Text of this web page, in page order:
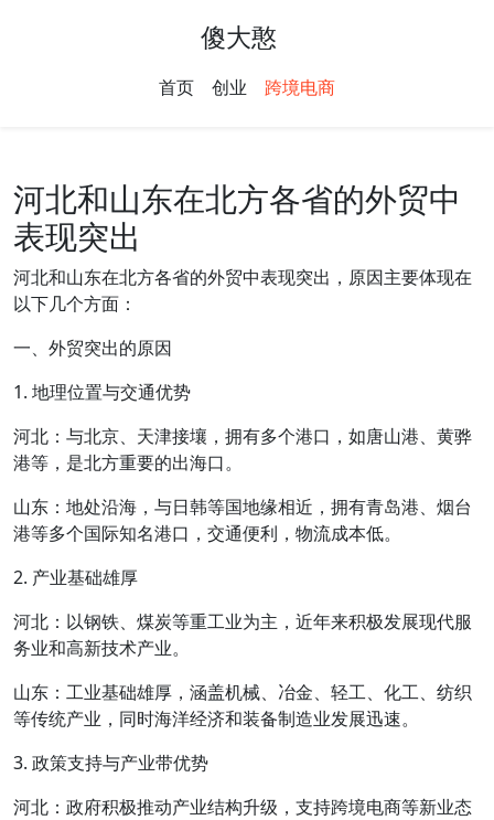
傻大憨
首页 创业 跨境电商
河北和山东在北方各省的外贸中
表现突出
河北和山东在北方各省的外贸中表现突出，原因主要体现在
以下几个方面：
一、外贸突出的原因
1. 地理位置与交通优势
河北：与北京、天津接壤，拥有多个港口，如唐山港、黄骅
港等，是北方重要的出海口。
山东：地处沿海，与日韩等国地缘相近，拥有青岛港、烟台
港等多个国际知名港口，交通便利，物流成本低。
2. 产业基础雄厚
河北：以钢铁、煤炭等重工业为主，近年来积极发展现代服
务业和高新技术产业。
山东：工业基础雄厚，涵盖机械、冶金、轻工、化工、纺织
等传统产业，同时海洋经济和装备制造业发展迅速。
3. 政策支持与产业带优势
河北：政府积极推动产业结构升级，支持跨境电商等新业态